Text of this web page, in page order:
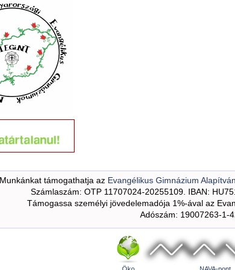
Munkánkat támogathatja az Evangélikus Gimnázium
Számlaszám: OTP 11707024-20255109. IBAN:
Támogassa személyi jövedelemadója 1%-ával az
Adószám: 19007263-1-